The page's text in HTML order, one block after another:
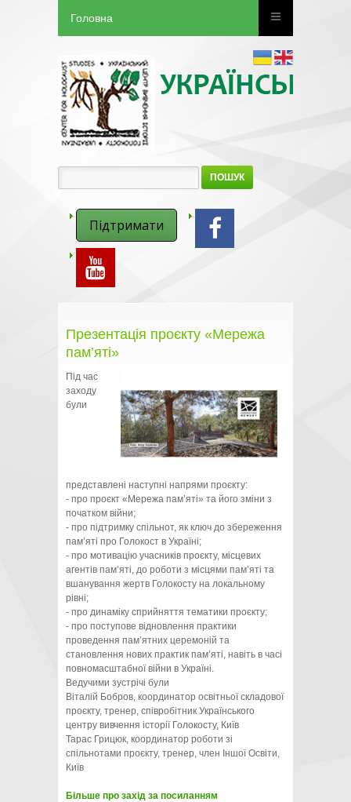
Головна
ПОШУК
Підтримати
Презентація проєкту «Мережа
пам’яті»
Під час
заходу
були
представлені наступні напрями проєкту:
- про проєкт «Мережа пам’яті» та його зміни з
початком війни;
- про підтримку спільнот, як ключ до збереження
пам’яті про Голокост в Україні;
- про мотивацію учасників проєкту, місцевих
агентів пам’яті, до роботи з місцями пам’яті та
вшанування жертв Голокосту на локальному
рівні;
- про динаміку сприйняття тематики проєкту;
- про поступове відновлення практики
проведення пам’ятних церемоній та
становлення нових практик пам’яті, навіть в часі
повномасштабної війни в Україні.
Ведучими зустрічі були
Віталій Бобров, координатор освітньої складової
проєкту, тренер, співробітник Українського
центру вивчення історії Голокосту, Київ
Тарас Грицюк, координатор роботи зі
спільнотами проєкту, тренер, член Іншої Освіти,
Київ
Більше про захід за посиланням